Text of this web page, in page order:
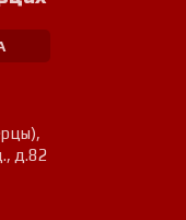
,
д.82